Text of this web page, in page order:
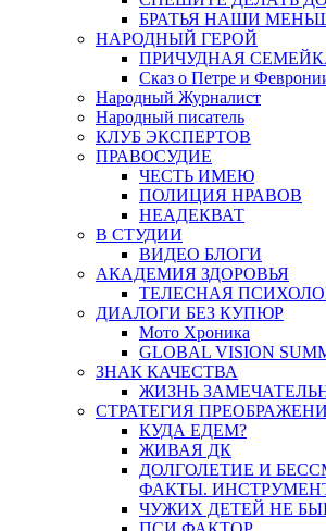
БРАТЬЯ НАШИ
НАРОДНЫЙ ГЕРОЙ
ПРИЧУДНАЯ
Сказ о Петре и
Народный Журналист
Народный писатель
КЛУБ ЭКСПЕРТОВ
ПРАВОСУДИЕ
ЧЕСТЬ ИМЕЮ
ПОЛИЦИЯ НРАВОВ
НЕАДЕКВАТ
В СТУДИИ
ВИДЕО БЛОГИ
АКАДЕМИЯ ЗДОРОВЬЯ
ТЕЛЕСНАЯ
ДИАЛОГИ БЕЗ КУПЮР
Мото Хроника
GLOBAL VISION
ЗНАК КАЧЕСТВА
ЖИЗНЬ
СТРАТЕГИЯ
КУДА ЕДЕМ?
ЖИВАЯ ДК
ДОЛГОЛЕТИЕ И
ФАКТЫ.
ЧУЖИХ ДЕТЕЙ НЕ